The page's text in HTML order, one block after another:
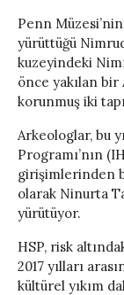
Penn
yürüttüğü
kuzeyindeki
önce yakılan bir
korunmuş iki
Arkeologlar, bu
Programı’nın
girişimlerinden
olarak Ninurta
yürütüyor.
HSP, risk
2017 yılları
kültürel yıkım